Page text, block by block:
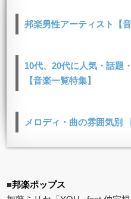
邦楽男性アーティスト【
10代、20代に人気・話題
【音楽一覧特集】
メロディ・曲の雰囲気別
■邦楽ポップス